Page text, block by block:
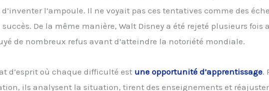
l’ampoule. Il ne voyait pas ces tentatives comme des
De la même manière, Walt Disney a été rejeté plusieurs fois
de nombreux refus avant d’atteindre la notoriété mondiale.
d’esprit où chaque difficulté est une opportunité d’apprentissage.
ils analysent la situation, tirent des enseignements et